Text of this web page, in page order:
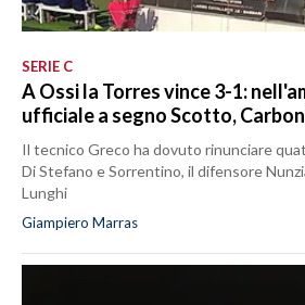
SERIE C
A Ossi la Torres vince 3-1:
ufficiale a segno Scotto,
Il tecnico Greco ha dovuto rinunciare
Di Stefano e Sorrentino, il difensore
Lunghi
Giampiero Marras